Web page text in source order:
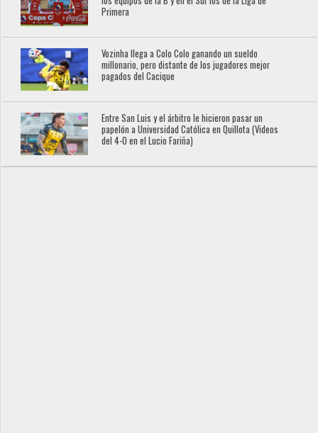
Primera
Vozinha llega a Colo Colo ganando un sueldo
millonario, pero distante de los jugadores mejor
pagados del Cacique
Entre San Luis y el árbitro le hicieron pasar un
papelón a Universidad Católica en Quillota (Videos
del 4-0 en el Lucio Fariña)